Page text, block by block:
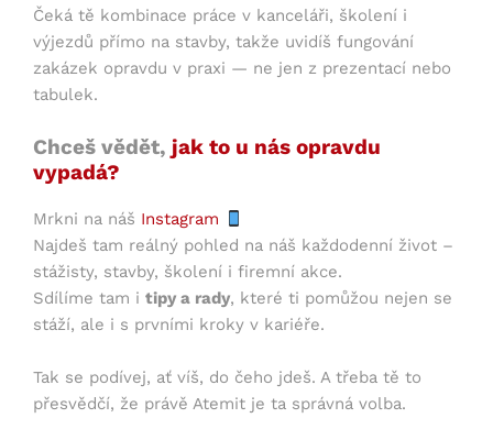
Čeká tě kombinace práce v kanceláři, školení i
výjezdů přímo na stavby, takže uvidíš fungování
zakázek opravdu v praxi — ne jen z prezentací nebo
tabulek.
Chceš vědět, jak to u nás opravdu
vypadá?
Mrkni na náš Instagram
Najdeš tam reálný pohled na náš každodenní život –
stážisty, stavby, školení i firemní akce.
Sdílíme tam i tipy a rady, které ti pomůžou nejen se
stáží, ale i s prvními kroky v kariéře.
Tak se podívej, ať víš, do čeho jdeš. A třeba tě to
přesvědčí, že právě Atemit je ta správná volba.